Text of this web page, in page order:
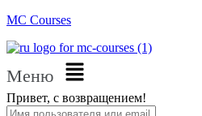
MC Courses
Меню
Привет, с возвращением!